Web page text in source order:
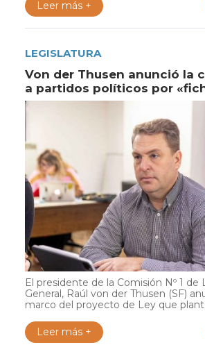
Leer más +
LEGISLATURA
Von der Thusen anunció la
a partidos políticos por
El presidente de la Comisión Nº 1 de
General, Raúl von der Thusen (SF)
marco del proyecto de Ley que
Leer más +